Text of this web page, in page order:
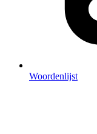
Woordenlijst